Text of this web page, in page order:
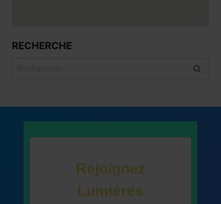
RECHERCHE
Rejoignez
Lumières